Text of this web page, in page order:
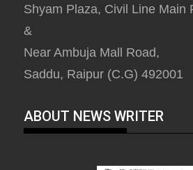
Shyam Plaza, Civil Line Main
&
Near Ambuja Mall Road,
Saddu, Raipur (C.G) 492001
ABOUT NEWS WRITER